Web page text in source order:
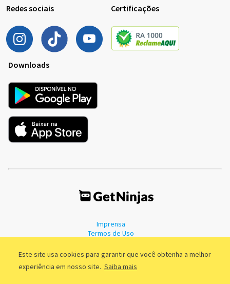
Este site usa cookies para garantir que você obtenha a melhor
experiência em nosso site. Saiba mais
Redes sociais Certificações
Downloads
Imprensa
Termos de Uso